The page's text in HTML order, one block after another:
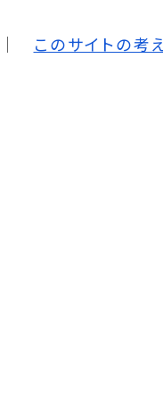
このサイトの考